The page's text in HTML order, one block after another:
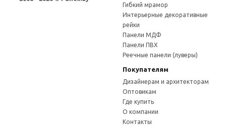
Гибкий мрамор
Интерьерные декоративные
рейки
Панели МДФ
Панели ПВХ
Реечные панели (луверы)
Покупателям
Дизайнерам и архитекторам
Оптовикам
Где купить
О компании
Контакты